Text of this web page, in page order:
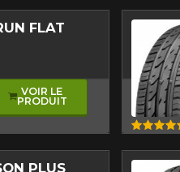
FLAT
asymétrique
VOIR LE
PRODUIT
Aperçu
PLUS